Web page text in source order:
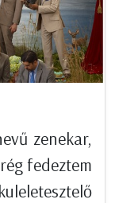
zenekar,
fedeztem